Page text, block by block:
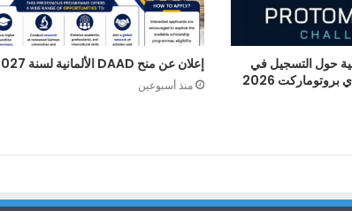
حول التسجيل في
الطبعة الثاتية من تحدي بروتوماركت 2026
إعلان عن منح DAAD الألمانية لسنة 2027
منذ أسبوعين